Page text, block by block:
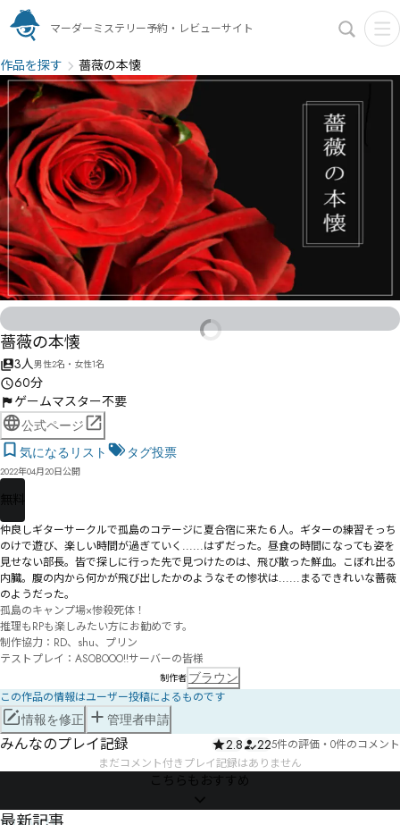
マーダーミステリー予約・レビューサイト
作品を探す 薔薇の本懐
薔薇の本懐
3人男性2名・女性1名
60分
ゲームマスター不要
公式ページ
気になるリスト
タグ投票
2022年04月20日公開
無料
仲良しギターサークルで孤島のコテージに夏合宿に来た６人。ギターの練習そっち
のけで遊び、楽しい時間が過ぎていく......はずだった。昼食の時間になっても姿を
見せない部長。皆で探しに行った先で見つけたのは、飛び散った鮮血。こぼれ出る
内臓。腹の内から何かが飛び出したかのようなその惨状は......まるできれいな薔薇
のようだった。
孤島のキャンプ場×惨殺死体！
推理もRPも楽しみたい方にお勧めです。
制作協力：RD、shu、プリン
テストプレイ：ASOBOOO!!サーバーの皆様
制作者 ブラウン
この作品の情報はユーザー投稿によるものです
情報を修正 管理者申請
みんなのプレイ記録 2.8 225件の評価 ・ 0件のコメント
まだコメント付きプレイ記録はありません
こちらもおすすめ